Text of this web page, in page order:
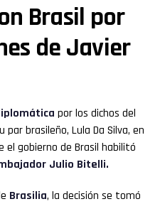
Brasil por
de Javier
por los dichos del
par brasileño, Lula Da Silva, en
el gobierno de Brasil habilitó
Julio Bitelli.
Brasilia, la decisión se tomó